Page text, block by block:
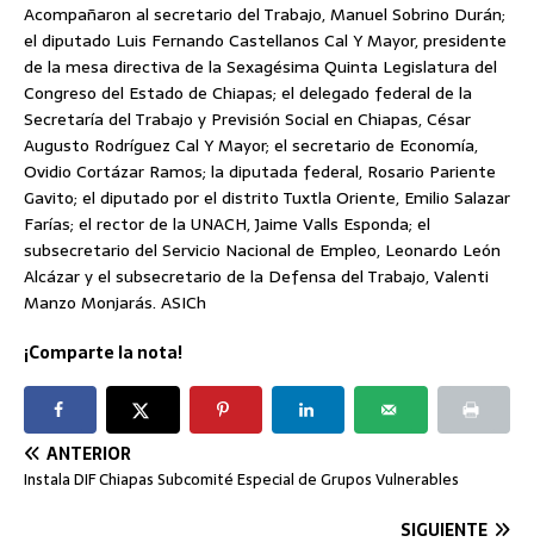
Acompañaron al secretario del Trabajo, Manuel Sobrino Durán;
el diputado Luis Fernando Castellanos Cal Y Mayor, presidente
de la mesa directiva de la Sexagésima Quinta Legislatura del
Congreso del Estado de Chiapas; el delegado federal de la
Secretaría del Trabajo y Previsión Social en Chiapas, César
Augusto Rodríguez Cal Y Mayor; el secretario de Economía,
Ovidio Cortázar Ramos; la diputada federal, Rosario Pariente
Gavito; el diputado por el distrito Tuxtla Oriente, Emilio Salazar
Farías; el rector de la UNACH, Jaime Valls Esponda; el
subsecretario del Servicio Nacional de Empleo, Leonardo León
Alcázar y el subsecretario de la Defensa del Trabajo, Valenti
Manzo Monjarás. ASICh
¡Comparte la nota!
ANTERIOR
Instala DIF Chiapas Subcomité Especial de Grupos Vulnerables
SIGUIENTE